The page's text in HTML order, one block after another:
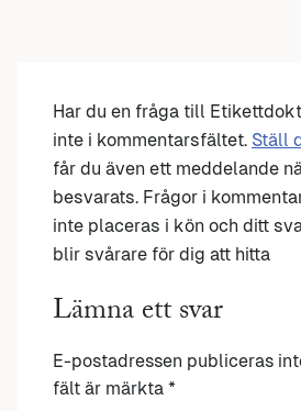
Har du en fråga till
inte i kommentarsfältet. Ställ
får du även ett meddelande
besvarats. Frågor i
inte placeras i kön och ditt
blir svårare för dig att hitta
Lämna ett svar
E-postadressen publiceras
fält är märkta *